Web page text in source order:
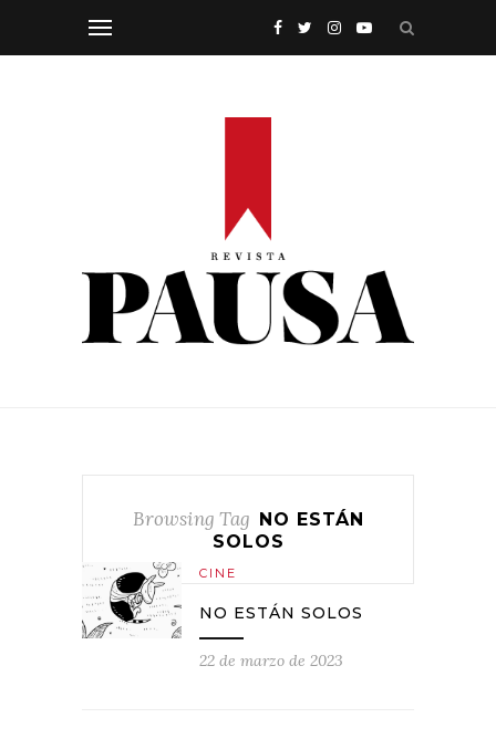
Browsing Tag NO ESTÁN
SOLOS
CINE
NO ESTÁN SOLOS
22 de marzo de 2023